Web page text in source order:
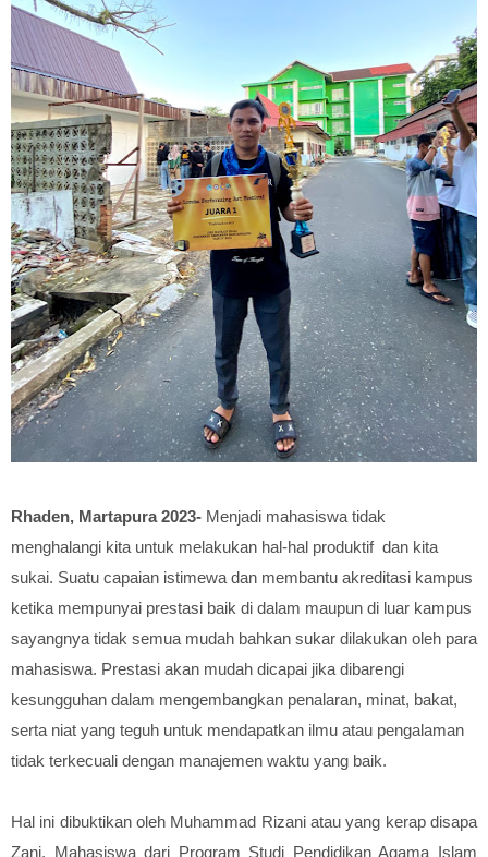
Rhaden, Martapura 2023- Menjadi mahasiswa tidak
menghalangi kita untuk melakukan hal-hal produktif dan kita
sukai. Suatu capaian istimewa dan membantu akreditasi kampus
ketika mempunyai prestasi baik di dalam maupun di luar kampus
sayangnya tidak semua mudah bahkan sukar dilakukan oleh para
mahasiswa. Prestasi akan mudah dicapai jika dibarengi
kesungguhan dalam mengembangkan penalaran, minat, bakat,
serta niat yang teguh untuk mendapatkan ilmu atau pengalaman
tidak terkecuali dengan manajemen waktu yang baik.
Hal ini dibuktikan oleh Muhammad Rizani atau yang kerap disapa
Zani. Mahasiswa dari Program Studi Pendidikan Agama Islam